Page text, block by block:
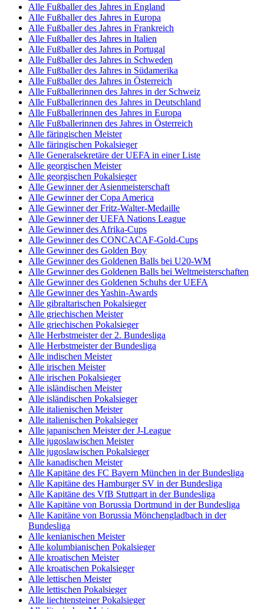
Alle Fußballer des Jahres in England
Alle Fußballer des Jahres in Europa
Alle Fußballer des Jahres in Frankreich
Alle Fußballer des Jahres in Italien
Alle Fußballer des Jahres in Portugal
Alle Fußballer des Jahres in Schweden
Alle Fußballer des Jahres in Südamerika
Alle Fußballer des Jahres in Österreich
Alle Fußballerinnen des Jahres in der Schweiz
Alle Fußballerinnen des Jahres in Deutschland
Alle Fußballerinnen des Jahres in Europa
Alle Fußballerinnen des Jahres in Österreich
Alle färingischen Meister
Alle färingischen Pokalsieger
Alle Generalsekretäre der UEFA in einer Liste
Alle georgischen Meister
Alle georgischen Pokalsieger
Alle Gewinner der Asienmeisterschaft
Alle Gewinner der Copa America
Alle Gewinner der Fritz-Walter-Medaille
Alle Gewinner der UEFA Nations League
Alle Gewinner des Afrika-Cups
Alle Gewinner des CONCACAF-Gold-Cups
Alle Gewinner des Golden Boy
Alle Gewinner des Goldenen Balls bei U20-WM
Alle Gewinner des Goldenen Balls bei Weltmeisterschaften
Alle Gewinner des Goldenen Schuhs der UEFA
Alle Gewinner des Yashin-Awards
Alle gibraltarischen Pokalsieger
Alle griechischen Meister
Alle griechischen Pokalsieger
Alle Herbstmeister der 2. Bundesliga
Alle Herbstmeister der Bundesliga
Alle indischen Meister
Alle irischen Meister
Alle irischen Pokalsieger
Alle isländischen Meister
Alle isländischen Pokalsieger
Alle italienischen Meister
Alle italienischen Pokalsieger
Alle japanischen Meister der J-League
Alle jugoslawischen Meister
Alle jugoslawischen Pokalsieger
Alle kanadischen Meister
Alle Kapitäne des FC Bayern München in der Bundesliga
Alle Kapitäne des Hamburger SV in der Bundesliga
Alle Kapitäne des VfB Stuttgart in der Bundesliga
Alle Kapitäne von Borussia Dortmund in der Bundesliga
Alle Kapitäne von Borussia Mönchengladbach in der
Bundesliga
Alle kenianischen Meister
Alle kolumbianischen Pokalsieger
Alle kroatischen Meister
Alle kroatischen Pokalsieger
Alle lettischen Meister
Alle lettischen Pokalsieger
Alle liechtensteiner Pokalsieger